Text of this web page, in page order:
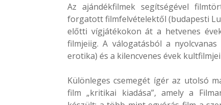
Az ajándékfilmek segítségével
forgatott filmfelvételektől (budapesti
előtti vígjátékokon át a hetvenes
filmjeiig. A válogatásból a
erotika) és a kilencvenes évek
Különleges csemegét ígér az utolsó
film „kritikai kiadása”, amely a